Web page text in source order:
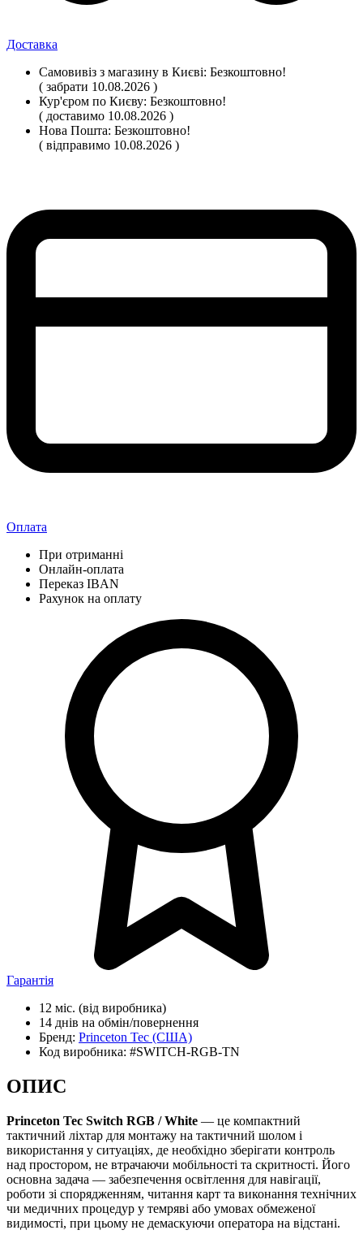
Доставка
Самовивіз з магазину в Києві: Безкоштовно!
( забрати 10.08.2026 )
Кур'єром по Києву: Безкоштовно!
( доставимо 10.08.2026 )
Нова Пошта: Безкоштовно!
( відправимо 10.08.2026 )
Оплата
При отриманні
Онлайн-оплата
Переказ IBAN
Рахунок на оплату
Гарантія
12 міс. (від виробника)
14 днів на обмін/повернення
Бренд: Princeton Tec (США)
Код виробника: #SWITCH-RGB-TN
ОПИС
Princeton Tec Switch RGB / White — це компактний
тактичний ліхтар для монтажу на тактичний шолом і
використання у ситуаціях, де необхідно зберігати контроль
над простором, не втрачаючи мобільності та скритності. Його
основна задача — забезпечення освітлення для навігації,
роботи зі спорядженням, читання карт та виконання технічних
чи медичних процедур у темряві або умовах обмеженої
видимості, при цьому не демаскуючи оператора на відстані.